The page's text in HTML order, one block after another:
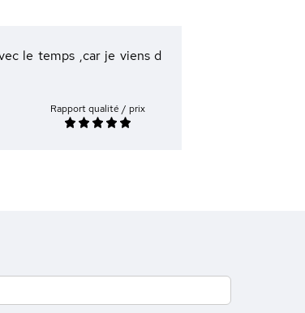
le temps ,car je viens d
Rapport qualité / prix